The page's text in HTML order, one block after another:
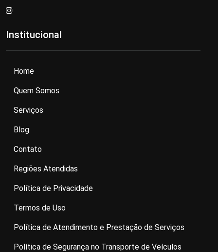
Institucional
Home
Quem Somos
Serviços
Blog
Contato
Regiões Atendidas
Política de Privacidade
Termos de Uso
Política de Atendimento e Prestação de Serviços
Política de Segurança no Transporte de Veículos